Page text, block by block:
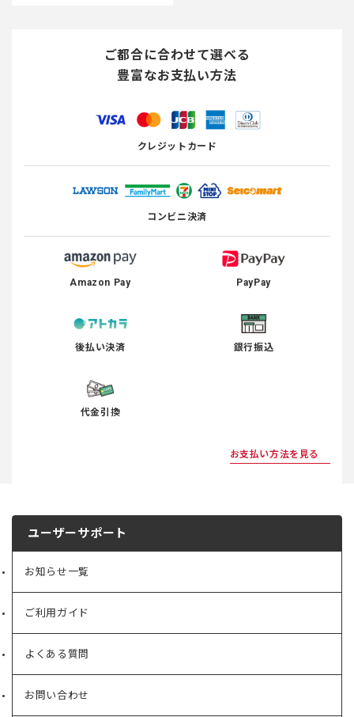
ご都合に合わせて選べる
豊富なお支払い方法
クレジットカード
コンビニ決済
Amazon Pay PayPay
後払い決済 銀行振込
代金引換
お支払い方法を見る
ユーザーサポート
お知らせ一覧
ご利用ガイド
よくある質問
お問い合わせ